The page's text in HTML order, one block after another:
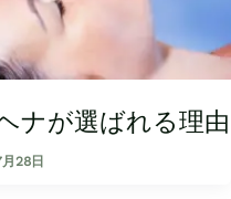
ナが選ばれる理由
28日